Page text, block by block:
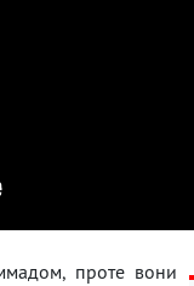
проте вони